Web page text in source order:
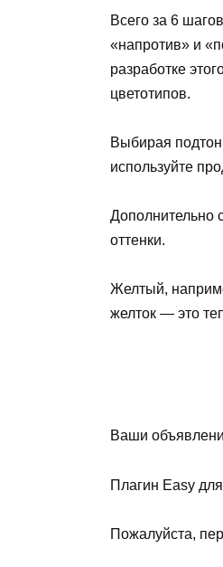
Всего за 6
«напротив» и
разработке
цветотипов.
Выбирая подтон
используйте
Дополнительно
оттенки.
Желтый,
желток — это
Ваши
Плагин Easy
Пожалуйста,